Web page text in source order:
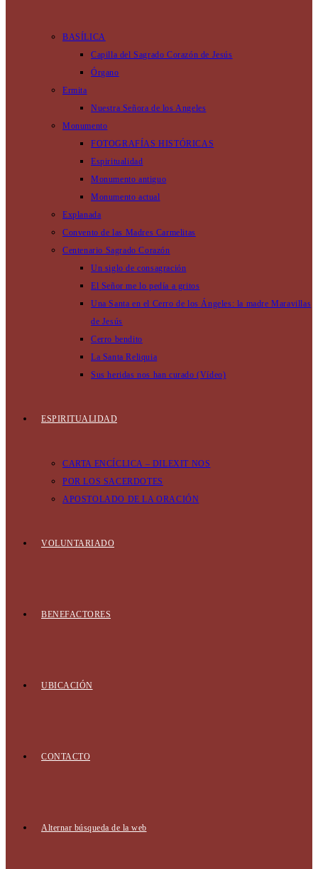
BASÍLICA
Capilla del Sagrado Corazón de Jesús
Órgano
Ermita
Nuestra Señora de los Angeles
Monumento
FOTOGRAFÍAS HISTÓRICAS
Espiritualidad
Monumento antiguo
Monumento actual
Explanada
Convento de las Madres Carmelitas
Centenario Sagrado Corazón
Un siglo de consagración
El Señor me lo pedía a gritos
Una Santa en el Cerro de los Ángeles: la madre Maravillas
de Jesús
Cerro bendito
La Santa Reliquia
Sus heridas nos han curado (Vídeo)
ESPIRITUALIDAD
CARTA ENCÍCLICA – DILEXIT NOS
POR LOS SACERDOTES
APOSTOLADO DE LA ORACIÓN
VOLUNTARIADO
BENEFACTORES
UBICACIÓN
CONTACTO
Alternar búsqueda de la web